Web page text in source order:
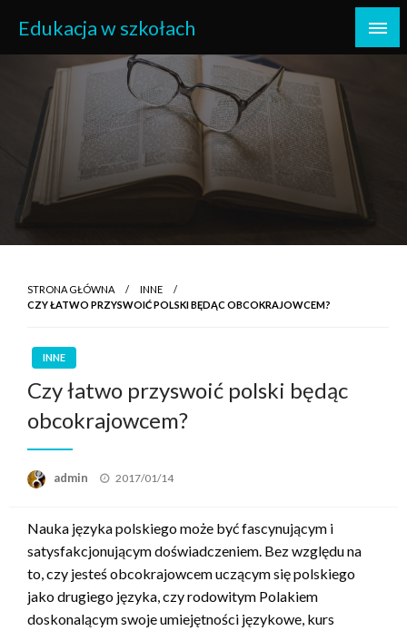
content
Edukacja w szkołach
STRONA GŁÓWNA
INNE
CZY ŁATWO PRZYSWOIĆ POLSKI BĘDĄC OBCOKRAJOWCEM?
INNE
Czy łatwo przyswoić polski będąc
obcokrajowcem?
admin
Opublikowane
2017/01/14
Nauka języka polskiego może być fascynującym i
satysfakcjonującym doświadczeniem. Bez względu na
to, czy jesteś obcokrajowcem uczącym się polskiego
jako drugiego języka, czy rodowitym Polakiem
doskonalącym swoje umiejętności językowe, kurs